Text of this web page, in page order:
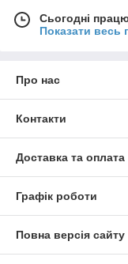
Сьогодні
Показати весь
Про нас
Контакти
Доставка та оплата
Графік роботи
Повна версія сайту